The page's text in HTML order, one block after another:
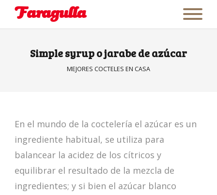
Simple syrup o jarabe de azúcar
MEJORES COCTELES EN CASA
En el mundo de la coctelería el azúcar es un
ingrediente habitual, se utiliza para
balancear la acidez de los cítricos y
equilibrar el resultado de la mezcla de
ingredientes; y si bien el azúcar blanco